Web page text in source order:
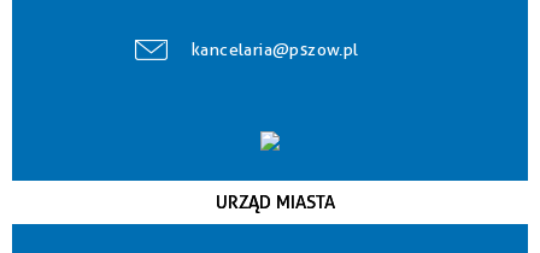
kancelaria@pszow.pl
URZĄD MIASTA